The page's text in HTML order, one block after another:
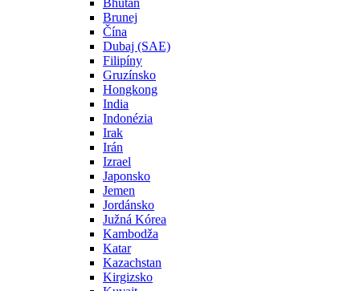
Bhután
Brunej
Čína
Dubaj (SAE)
Filipíny
Gruzínsko
Hongkong
India
Indonézia
Irak
Irán
Izrael
Japonsko
Jemen
Jordánsko
Južná Kórea
Kambodža
Katar
Kazachstan
Kirgizsko